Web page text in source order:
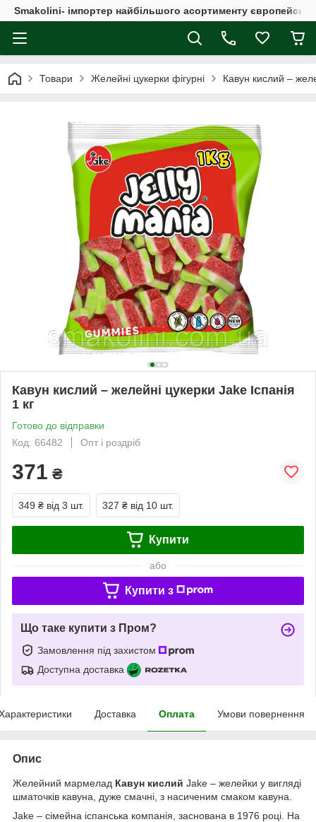
Smakolini- імпортер найбільшого асортименту
Товари Желейні цукерки фігурні Кавун кислий –
Кавун кислий – желейні цукерки Jake Іспанія
1 кг
Готово до відправки
Код: 66482
Опт і роздріб
371 ₴
349 ₴ від 3 шт. 327 ₴ від 10 шт.
Купити
або
Купити з
Що таке купити з Пром?
Замовлення під захистом
Доступна доставка
Доставка Оплата Умови повернення
Опис
Желейний мармелад Кавун кислий Jake – желейки у вигляді
шматочків кавуна, дуже смачні, з насиченим смаком кавуна.
Jake – сімейна іспанська компанія, заснована в 1976 році. На